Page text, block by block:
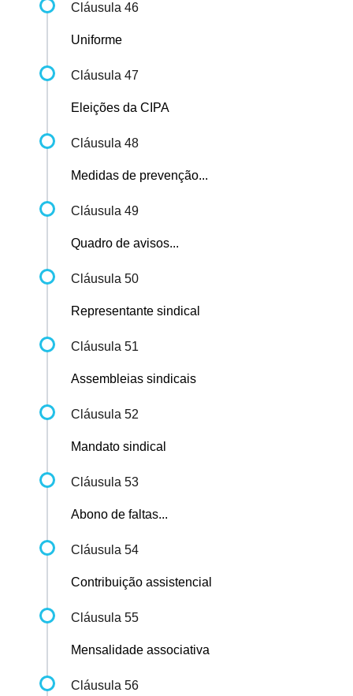
Cláusula 46
Uniforme
Cláusula 47
Eleições da CIPA
Cláusula 48
Medidas de prevenção...
Cláusula 49
Quadro de avisos...
Cláusula 50
Representante sindical
Cláusula 51
Assembleias sindicais
Cláusula 52
Mandato sindical
Cláusula 53
Abono de faltas...
Cláusula 54
Contribuição assistencial
Cláusula 55
Mensalidade associativa
Cláusula 56